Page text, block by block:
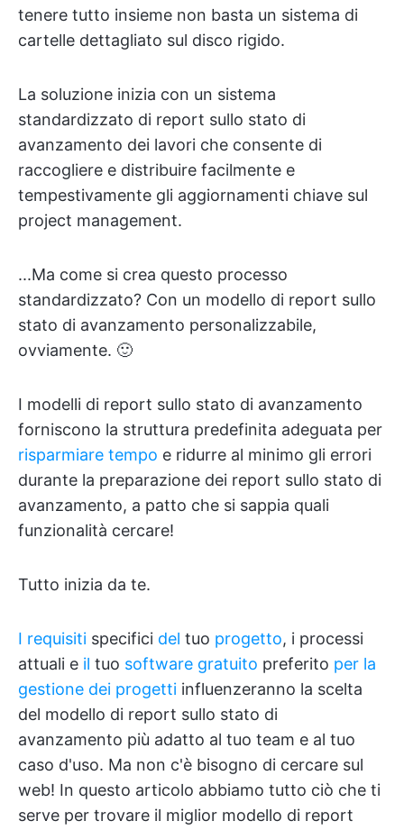
tenere tutto insieme non basta un sistema di
cartelle dettagliato sul disco rigido.
La soluzione inizia con un sistema
standardizzato di report sullo stato di
avanzamento dei lavori che consente di
raccogliere e distribuire facilmente e
tempestivamente gli aggiornamenti chiave sul
project management.
...Ma come si crea questo processo
standardizzato? Con un modello di report sullo
stato di avanzamento personalizzabile,
ovviamente. 🙂
I modelli di report sullo stato di avanzamento
forniscono la struttura predefinita adeguata per
risparmiare tempo e ridurre al minimo gli errori
durante la preparazione dei report sullo stato di
avanzamento, a patto che si sappia quali
funzionalità cercare!
Tutto inizia da te.
I requisiti specifici del tuo progetto, i processi
attuali e il tuo software gratuito preferito per la
gestione dei progetti influenzeranno la scelta
del modello di report sullo stato di
avanzamento più adatto al tuo team e al tuo
caso d'uso. Ma non c'è bisogno di cercare sul
web! In questo articolo abbiamo tutto ciò che ti
serve per trovare il miglior modello di report